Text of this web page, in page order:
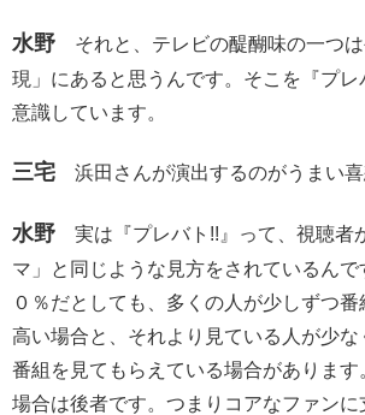
水野 それと、テレビの醍醐味の一つ
現」にあると思うんです。そこを『プレ
意識しています。
三宅 浜田さんが演出するのがうまい喜
水野 実は『プレバト!!』って、視聴者
マ」と同じような見方をされているんで
０％だとしても、多くの人が少しずつ
高い場合と、それより見ている人が少な
番組を見てもらえている場合がありま
場合は後者です。つまりコアなファンに